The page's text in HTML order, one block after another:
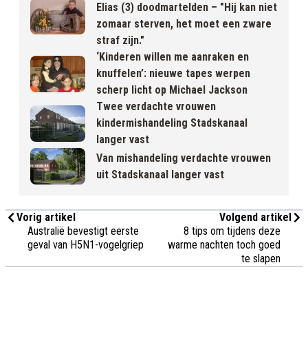
Elias (3) doodmartelden – "Hij kan niet
zomaar sterven, het moet een zware
straf zijn."
‘Kinderen willen me aanraken en
knuffelen’: nieuwe tapes werpen
scherp licht op Michael Jackson
Twee verdachte vrouwen
kindermishandeling Stadskanaal
langer vast
Van mishandeling verdachte vrouwen
uit Stadskanaal langer vast
Vorig artikel
Australië bevestigt eerste
geval van H5N1-vogelgriep
Volgend artikel
8 tips om tijdens deze
warme nachten toch goed
te slapen